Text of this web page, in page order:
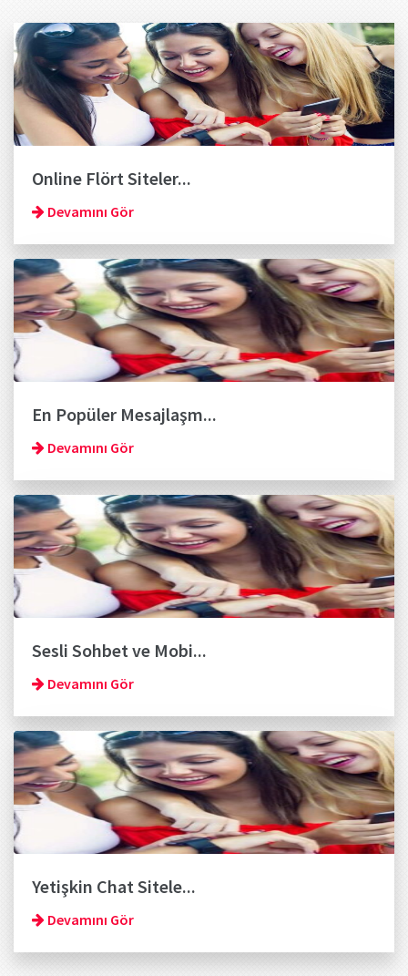
Online Flört Siteler...
Devamını Gör
En Popüler Mesajlaşm...
Devamını Gör
Sesli Sohbet ve Mobi...
Devamını Gör
Yetişkin Chat Sitele...
Devamını Gör